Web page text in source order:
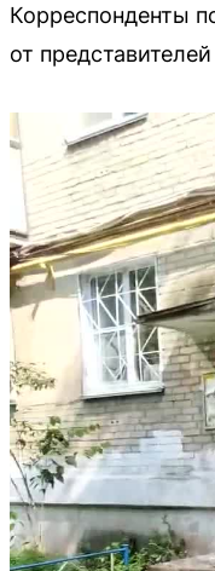
Корреспонденты
от